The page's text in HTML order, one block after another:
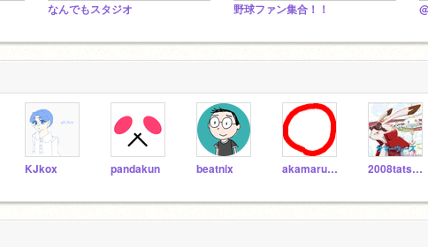
なんでもスタジオ 野球ファン集合！！
KJkox pandakun beatnix akamaru_prg 2008tatsuru